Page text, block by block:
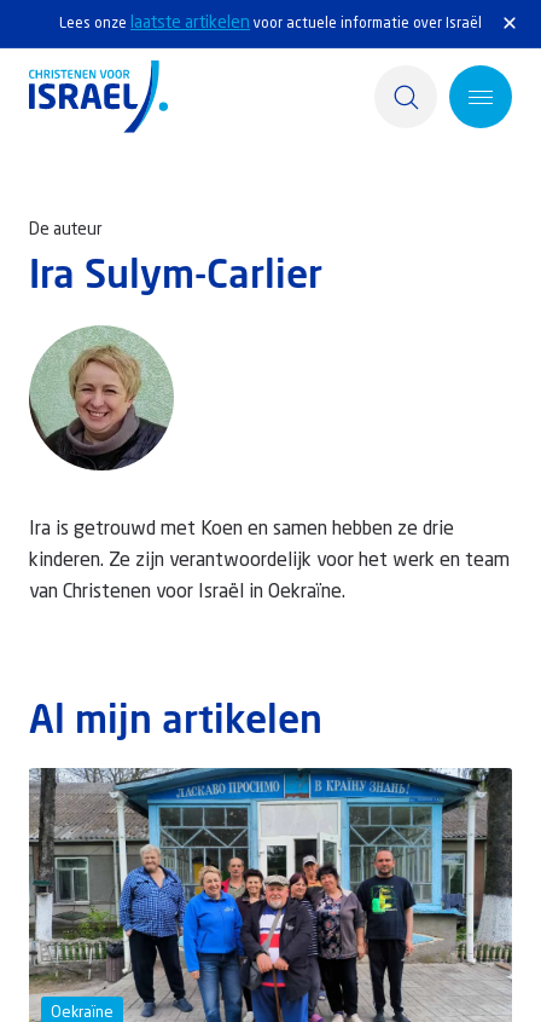
Lees onze laatste artikelen voor actuele informatie over Israël
Steun Israël
Service & Contact
De auteur
Ira Sulym-Carlier
Ira is getrouwd met Koen en samen hebben ze drie
kinderen. Ze zijn verantwoordelijk voor het werk en team
van Christenen voor Israël in Oekraïne.
Al mijn artikelen
Oekraïne